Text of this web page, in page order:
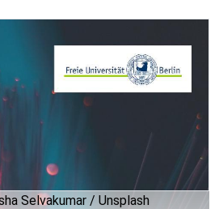
Selvakumar / Unsplash